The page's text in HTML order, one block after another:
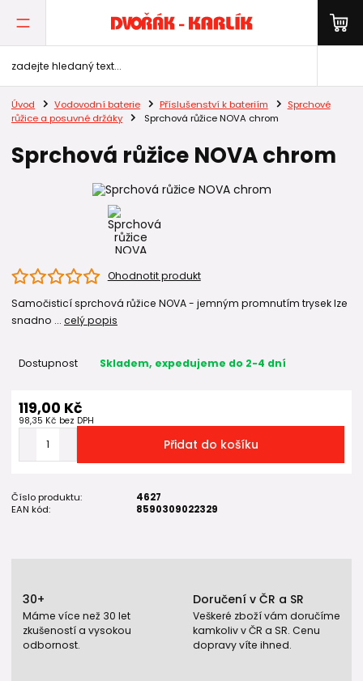
Úvod Vodovodní baterie Příslušenství k bateriím
Sprchové
růžice a posuvné držáky
Sprchová růžice NOVA chrom
Sprchová růžice NOVA chrom
Ohodnotit produkt
Samočisticí sprchová růžice NOVA - jemným promnutím trysek lze
snadno ... celý popis
Dostupnost Skladem, expedujeme do 2-4 dní
119,00 Kč
98,35 Kč bez DPH
Přidat do košíku
Číslo produktu:
4627
EAN kód:
8590309022329
30+
Máme více než 30 let
zkušeností a vysokou
odbornost.
Doručení v ČR a SR
Veškeré zboží vám doručíme
kamkoliv v ČR a SR. Cenu
dopravy víte ihned.